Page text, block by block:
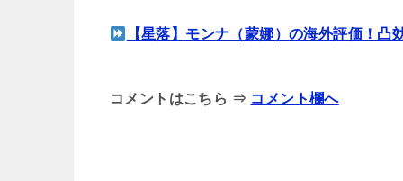
【星落】ミー
【星落】モンナ（蒙娜）の海外評価！凸
コメントはこちら ⇒ コメント欄へ